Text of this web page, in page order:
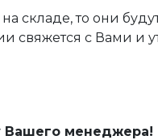
складе, то они
с Вами и
Вашего менеджера!